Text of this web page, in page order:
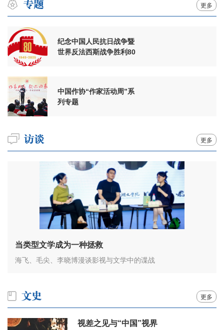
更多
纪念中国人民抗日战争暨
世界反法西斯战争胜利80
中国作协“作家活动周”系
列专题
更多
当类型文学成为一种拯救
海飞、毛尖、李晓博漫谈影视与文学中的谍战
更多
视差之见与“中国”视界